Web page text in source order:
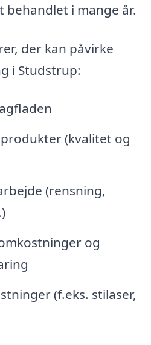
i mange år.
der kan påvirke
i Studstrup:
(kvalitet og
(rensning,
og
(f.eks. stilaser,